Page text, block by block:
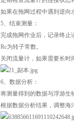
如果在拖网过程中遇到逆向
5、结束测量：
完成拖网作业后，记录终止
Rc为转子常数。
关闭流量计，如果需要长
6、数据分析：
将测量得到的数据与浮游生
根据数据分析结果，调整海